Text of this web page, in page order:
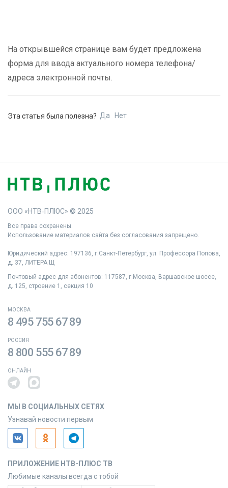
На открывшейся странице вам будет предложена
форма для ввода актуального номера телефона/
адреса электронной почты.
Эта статья была полезна? Да Нет
ООО «НТВ‑ПЛЮС» © 2025
Все права сохранены.
Использование материалов сайта без согласования запрещено.
Юридический адрес: 197136, г.Санкт‑Петербург, ул. Профессора Попова,
д. 37, ЛИТЕРА Щ
Почтовый адрес для абонентов: 117587, г.Москва, Варшавское шоссе,
д. 125, строение 1, секция 10
МОСКВА
8 495 755 67 89
РОССИЯ
8 800 555 67 89
ОНЛАЙН
МЫ В СОЦИАЛЬНЫХ СЕТЯХ
Узнавай новости первым
ПРИЛОЖЕНИЕ НТВ-ПЛЮС ТВ
Любимые каналы всегда с тобой